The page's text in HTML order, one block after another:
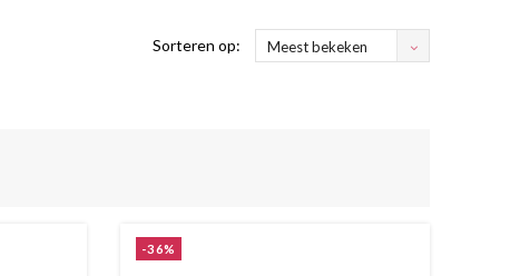
Sorteren op: Meest bekeken
-36%